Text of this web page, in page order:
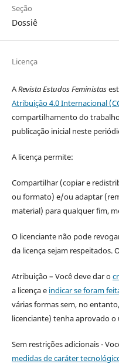
Seção
Dossiê
Licença
ARevista Estudos Feministas
Atribuição 4.0 Internacional
compartilhamento do
publicação inicial neste
A licença permite:
Compartilhar (copiar e
ou formato) e/ou adaptar
material) para qualquer fim,
O licenciante não pode
da licença sejam respeitados.
Atribuição – Você deve dar o
a licença e indicar se foram
várias formas sem, no
licenciante) tenha aprovado o
Sem restrições adicionais -
medidas de caráter